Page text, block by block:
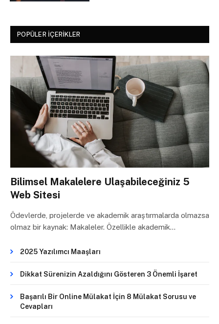
POPÜLER İÇERIKLER
Bilimsel Makalelere Ulaşabileceğiniz 5
Web Sitesi
Ödevlerde, projelerde ve akademik araştırmalarda olmazsa
olmaz bir kaynak: Makaleler. Özellikle akademik…
2025 Yazılımcı Maaşları
Dikkat Sürenizin Azaldığını Gösteren 3 Önemli İşaret
Başarılı Bir Online Mülakat İçin 8 Mülakat Sorusu ve
Cevapları